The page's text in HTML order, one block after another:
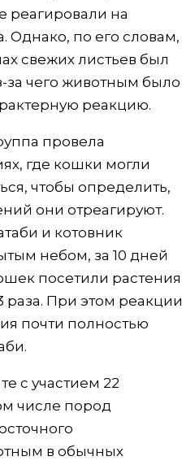
реагировали на
Однако, по его словам,
свежих листьев был
чего животным было
реакцию.
провела
где кошки могли
чтобы определить,
они отреагируют.
и котовник
небом, за 10 дней
посетили растения
При этом реакции
почти полностью
с участием 22
числе пород
в обычных